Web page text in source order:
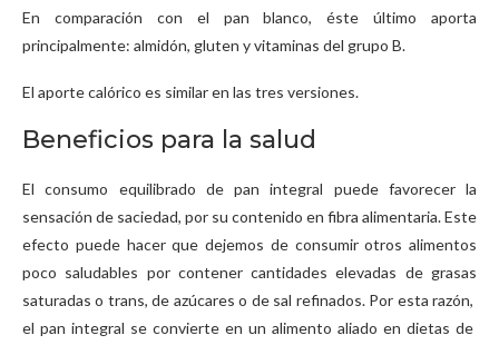
En comparación con el pan blanco, éste último aporta
principalmente: almidón, gluten y vitaminas del grupo B.
El aporte calórico es similar en las tres versiones.
Beneficios para la salud
El consumo equilibrado de pan integral puede favorecer la
sensación de saciedad, por su contenido en fibra alimentaria. Este
efecto puede hacer que dejemos de consumir otros alimentos
poco saludables por contener cantidades elevadas de grasas
saturadas o trans, de azúcares o de sal refinados. Por esta razón,
el pan integral se convierte en un alimento aliado en dietas de